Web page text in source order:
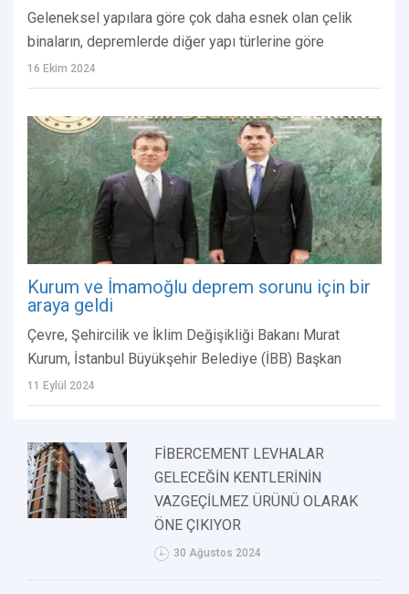
Geleneksel yapılara göre çok daha esnek olan çelik
binaların, depremlerde diğer yapı türlerine göre
16 Ekim 2024
Kurum ve İmamoğlu deprem sorunu için bir
araya geldi
Çevre, Şehircilik ve İklim Değişikliği Bakanı Murat
Kurum, İstanbul Büyükşehir Belediye (İBB) Başkan
11 Eylül 2024
FİBERCEMENT LEVHALAR
GELECEĞİN KENTLERİNİN
VAZGEÇİLMEZ ÜRÜNÜ OLARAK
ÖNE ÇIKIYOR
30 Ağustos 2024